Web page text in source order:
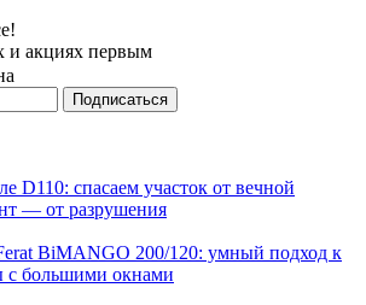
и акциях первым
D110: спасаем участок от вечной
— от разрушения
BiMANGO 200/120: умный подход к
с большими окнами